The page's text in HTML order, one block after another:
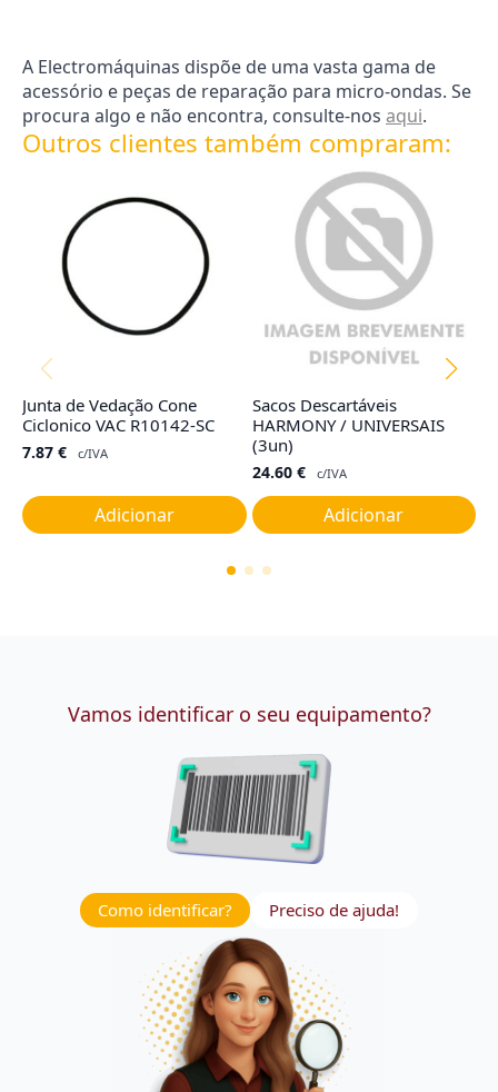
A Electromáquinas dispõe de uma vasta gama de
acessório e peças de reparação para micro-ondas. Se
procura algo e não encontra, consulte-nos aqui.
Outros clientes também compraram:
Junta de Vedação Cone
Ciclonico VAC R10142-SC
7.87 € c/IVA
Adicionar
Sacos Descartáveis
HARMONY / UNIVERSAIS
(3un)
24.60 € c/IVA
Adicionar
Vamos identificar o seu equipamento?
Como identificar? Preciso de ajuda!